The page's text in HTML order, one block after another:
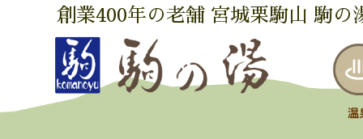
創業400年の老舗 宮城栗駒山 駒の